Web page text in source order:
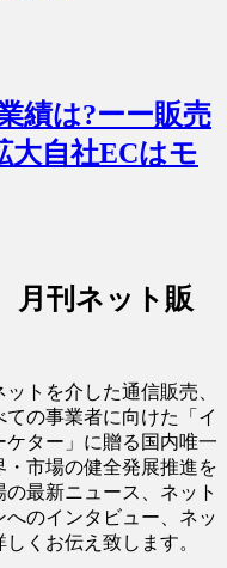
績は?ーー販売
大自社ECはモ
月刊ネット販
トを介した通信販売、
の事業者に向けた「イ
ター」に贈る国内唯一
市場の健全発展推進を
最新ニュース、ネット
のインタビュー、ネッ
くお伝え致します。